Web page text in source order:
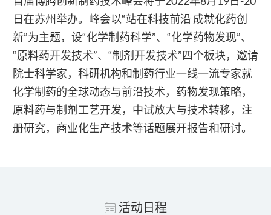
日在苏州举办。峰会以“站在科技前沿 成就化药创
新”为主题，设“化学制药科学”、“化学药物发现”、
“原料药开发技术”、“制剂开发技术”四个板块，邀请
院士科学家，科研机构和制药行业一线一流专家就
化学制药的全球动态与前沿技术，药物发现策略，
原料药与制剂工艺开发，中试放大与技术转移，注
册研究，商业化生产技术等话题展开报告和研讨。
活动日程